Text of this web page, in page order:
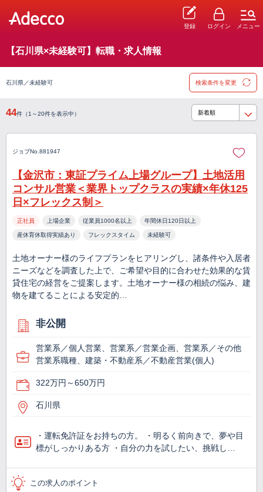
登録 ログイン メニュー
【石川県×未経験可】転職・求人情報
石川県／未経験可 検索条件を変更
44件（1～20件を表示中）
ジョブNo.881947
【金沢市：東証プライム上場グループ】土地活用
コンサル営業＜業界トップクラスの実績×年休125
日×フレックス制＞
正社員 上場企業 従業員1000名以上 年間休日120日以上
産休育休取得実績あり フレックスタイム 未経験可
土地オーナー様のライフプランをヒアリングし、諸条件や入居者
ニーズなどを調査した上で、ご希望や目的に合わせた効果的な賃
貸住宅の経営をご提案します。土地オーナー様の相続の悩み、建
物を建てることによる安定的…
非公開
営業系／個人営業、営業系／営業企画、営業系／その他
営業系職種、建築・不動産系／不動産営業(個人)
322万円～650万円
石川県
・運転免許証をお持ちの方。 ・明るく前向きで、夢や目
標がしっかりある方 ・自分の力を試したい、挑戦し…
この求人のポイント